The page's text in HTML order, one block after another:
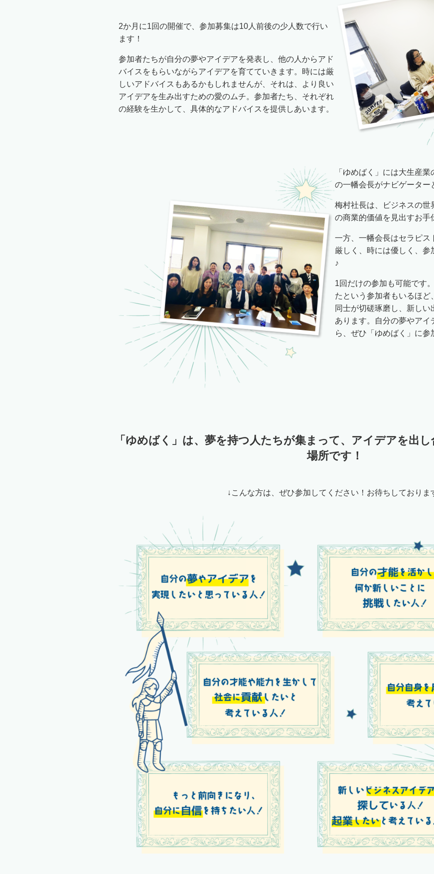
2か月に1回の開催で、参加募集は10人前後の少人数で行い
ます！
参加者たちが自分の夢やアイデアを発表し、他の人からアド
バイスをもらいながらアイデアを育てていきます。時には厳
しいアドバイスもあるかもしれませんが、それは、より良い
アイデアを生み出すための愛のムチ。参加者たち、それぞれ
の経験を生かして、具体的なアドバイスを提供しあいます。
「ゆめばく」には大生産
の一幡会長がナビゲーター
梅村社長は、ビジネスの世
の商業的価値を見出すお
一方、一幡会長はセラピス
厳しく、時には優しく、
♪
1回だけの参加も可能です
たという参加者もいるほ
同士が切磋琢磨し、新し
あります。自分の夢やア
ら、ぜひ「ゆめばく」に参
「ゆめばく」は、夢を持つ人たちが集まって、アイデアを出
場所です！
↓こんな方は、ぜひ参加してください！お待ちしておりま